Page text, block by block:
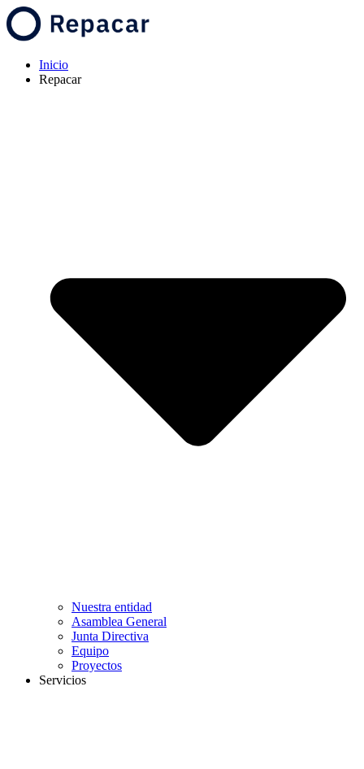
Inicio
Repacar
Nuestra entidad
Asamblea General
Junta Directiva
Equipo
Proyectos
Servicios